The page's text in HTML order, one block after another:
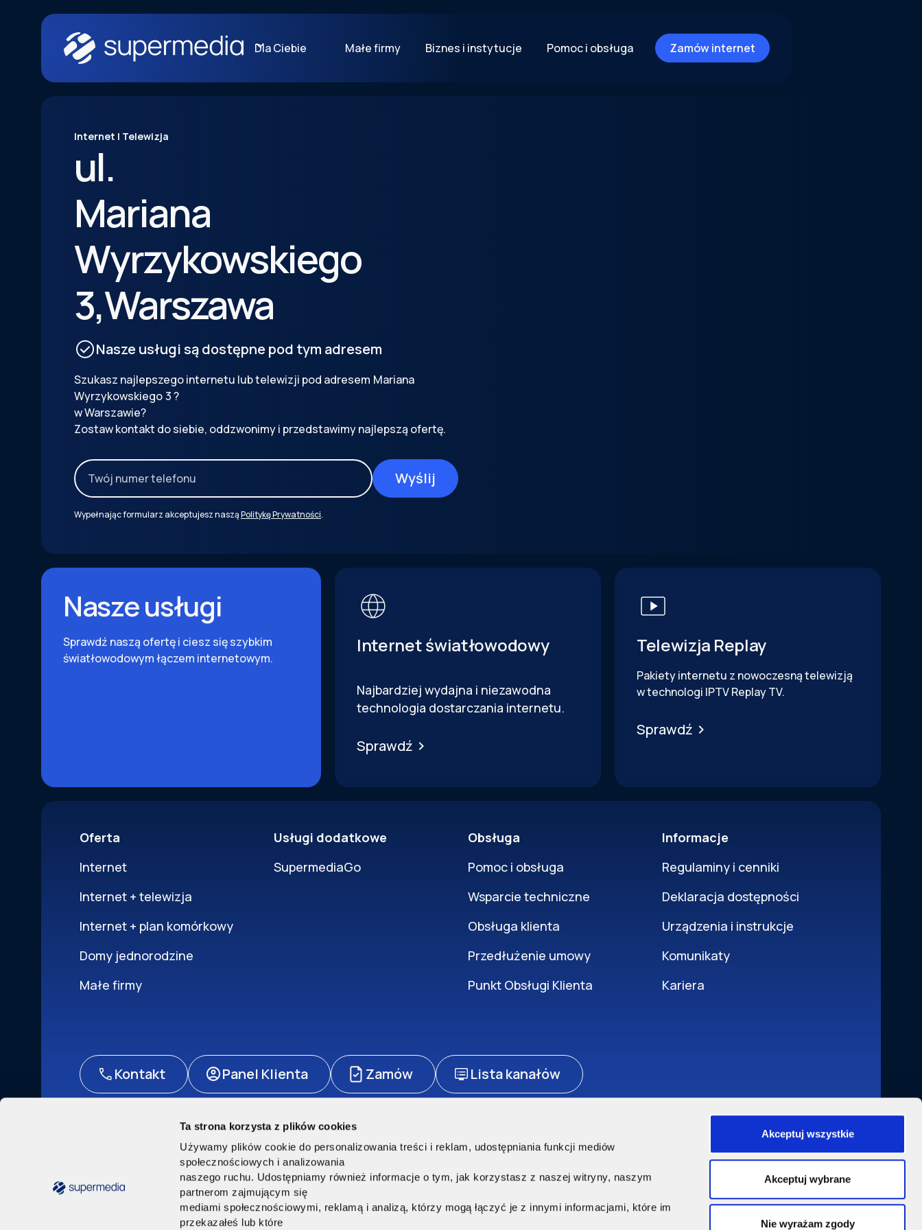
Ta strona korzysta z plików cookies
Używamy plików cookie do personalizowania treści i reklam, udostępniania funkcji mediów
społecznościowych i analizowania
naszego ruchu. Udostępniamy również informacje o tym, jak korzystasz z naszej witryny, naszym
partnerom zajmującym się
mediami społecznościowymi, reklamą i analizą, którzy mogą łączyć je z innymi informacjami, które im
przekazałeś lub które
Akceptuj wszystkie
Akceptuj wybrane
Nie wyrażam zgody
Dla Ciebie Małe firmy Biznes i instytucje Pomoc i obsługa Zamów internet
Internet | Telewizja
ul.
Mariana
Wyrzykowskiego
3,Warszawa
Nasze usługi są dostępne pod tym adresem
Szukasz najlepszego internetu lub telewizji pod adresem Mariana
Wyrzykowskiego3?
w Warszawie?
Zostaw kontakt do siebie, oddzwonimy i przedstawimy najlepszą ofertę.
Wypełnając formularz akceptujesz nasząPolitykę Prywatności.
Nasze usługi
Sprawdź naszą ofertę i ciesz się szybkim
światłowodowym łączem internetowym.
Internet światłowodowy
Najbardziej wydajna i niezawodna
technologia dostarczania internetu.
Sprawdź
Telewizja Replay
Pakiety internetu z nowoczesną telewizją
w technologi IPTV Replay TV.
Sprawdź
Oferta
Internet
Internet + telewizja
Internet + plan komórkowy
Domy jednorodzine
Małe firmy
Usługi dodatkowe
SupermediaGo
Obsługa
Pomoc i obsługa
Wsparcie techniczne
Obsługa klienta
Przedłużenie umowy
Punkt Obsługi Klienta
Informacje
Regulaminy i cenniki
Deklaracja dostępności
Urządzenia i instrukcje
Komunikaty
Kariera
Kontakt Panel Klienta Zamów Lista kanałów
Akt o usługach cyfrowych
© Supermedia 2024. Wszystkie prawa zastrzeżone.